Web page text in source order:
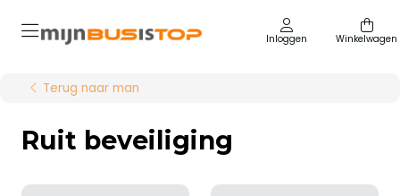
Inloggen Winkelwagen
Terug naar man
Ruit beveiliging